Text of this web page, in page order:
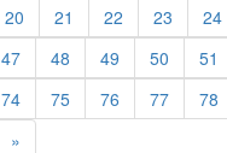
20 21 22 23 24
47 48 49 50 51
74 75 76 77 78
»